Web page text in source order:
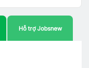
Hỗ trợ Jobsnew